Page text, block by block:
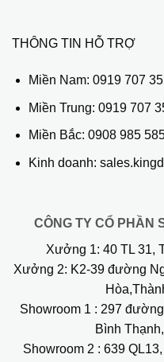
THÔNG TIN HỖ TRỢ
Miền Nam: 0919 707
Miền Trung: 0919 707
Miền Bắc: 0908 985
Kinh doanh:
CÔNG TY CỔ PHẦN
Xưởng 1: 40 TL 31,
Xưởng 2: K2-39 đường
Showroom 1 : 297
Bình
Showroom 2 : 639